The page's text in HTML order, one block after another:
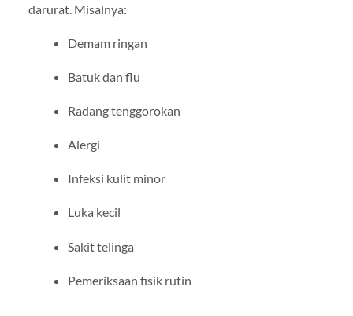
darurat. Misalnya:
Demam ringan
Batuk dan flu
Radang tenggorokan
Alergi
Infeksi kulit minor
Luka kecil
Sakit telinga
Pemeriksaan fisik rutin